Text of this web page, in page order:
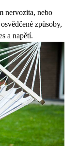
nervozita, nebo
způsoby,
a napětí.